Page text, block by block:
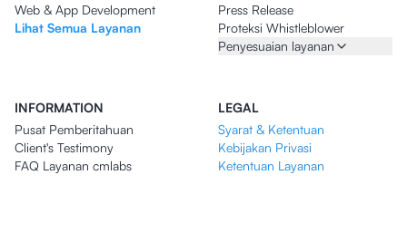
Web & App Development
Lihat Semua Layanan
Press Release
Proteksi Whistleblower
Penyesuaian layanan
INFORMATION
Pusat Pemberitahuan
Client's Testimony
FAQ Layanan cmlabs
LEGAL
Syarat & Ketentuan
Kebijakan Privasi
Ketentuan Layanan